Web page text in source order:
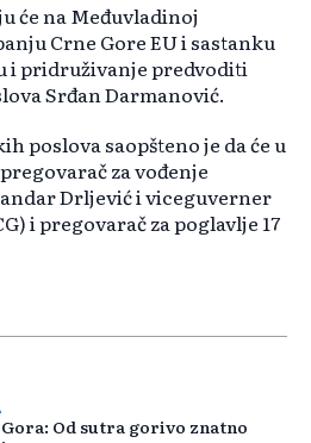
će na Međuvladinoj
Crne Gore EU i sastanku
i pridruživanje predvoditi
Srđan Darmanović.
poslova saopšteno je da će u
za vođenje
Drljević i viceguverner
i pregovarač za poglavlje 17
Od sutra gorivo znatno